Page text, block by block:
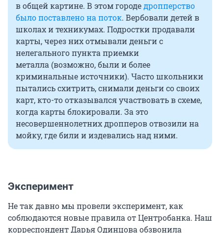
в общей картине. В этом городедропперство
было поставлено на поток. Вербовали детей в
школах и техникумах. Подростки продавали
карты, через них отмывали деньги с
нелегального пункта приемки
металла (возможно, были и более
криминальные источники). Часто школьники
пытались схитрить, снимали деньги со своих
карт, кто-то отказывался участвовать в схеме,
когда карты блокировали. За это
несовершеннолетних дропперов отвозили на
мойку, где били и издевались над ними.
Эксперимент
Не так давно мы провели эксперимент, как
соблюдаются новые правила от Центробанка. Наш
корреспондент Дарья Одинцова обзвонила